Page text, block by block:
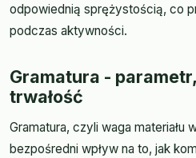
odpowiednią sprężystością, co
podczas aktywności.
Gramatura -
trwałość
Gramatura, czyli waga materiału
bezpośredni wpływ na to, jak